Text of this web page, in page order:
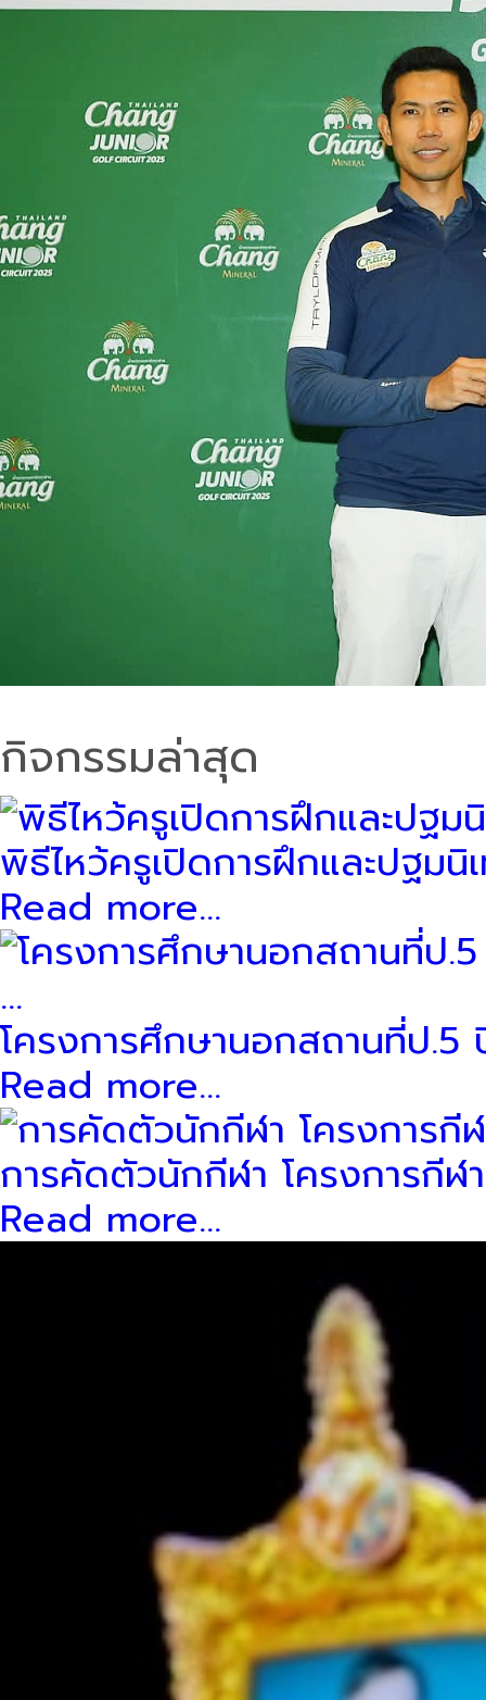
กิจกรรมล่าสุด
พิธีไหว้ครูเปิดการฝึกและปฐมนิ
Read more...
โครงการศึกษานอกสถานที่ป.5
Read more...
การคัดตัวนักกีฬา โครงการกี
Read more...